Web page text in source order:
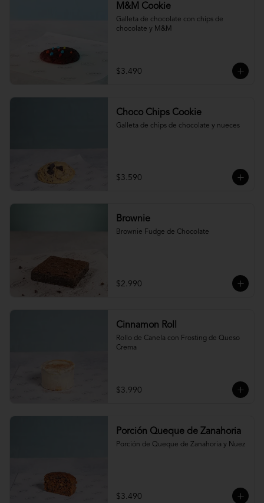
M&M Cookie
Galleta de chocolate con chips de
chocolate y M&M
$3.490
Choco Chips Cookie
Galleta de chips de chocolate y nueces
$3.590
Brownie
Brownie Fudge de Chocolate
$2.990
Cinnamon Roll
Rollo de Canela con Frosting de Queso
Crema
$3.990
Porción Queque de Zanahoria
Porción de Queque de Zanahoria y Nuez
$3.490